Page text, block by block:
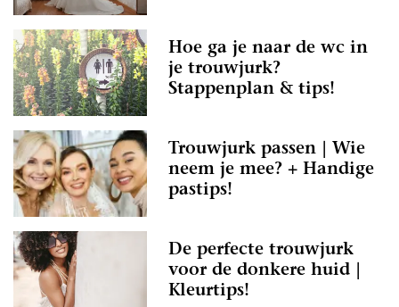
Hoe ga je naar de wc in
je trouwjurk?
Stappenplan & tips!
Trouwjurk passen | Wie
neem je mee? + Handige
pastips!
De perfecte trouwjurk
voor de donkere huid |
Kleurtips!